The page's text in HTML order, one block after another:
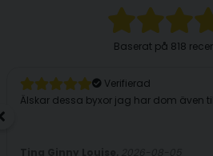
Baserat på 818
Verifierad
Älskar dessa byxor jag har dom även